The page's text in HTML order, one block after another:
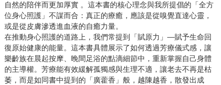
自然的陪伴而更加厚實 。這本書的核心理念與我所提倡的「全方
位身心照護」不謀而合：真正的療癒，應該是從嗅覺直達心靈，
或是從皮膚滲透進血液的自癒力量。
在推動身心照護的道路上，我們常提到「賦原力」—賦予生命回
復原始健康的能量。這本書具體展示了如何透過芳療儀式感，讓
樂齡族在晨起按摩、晚間足浴的點滴細節中，重新掌握自己身體
的主導權。芳療能有效緩解孤獨感與生理不適，讓老去不再是枯
萎，而是如同書中提到的「廣藿香」般，越陳越香，散發出成